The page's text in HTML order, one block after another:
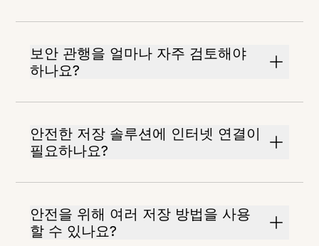
보안 관행을 얼마나 자주 검토해야
하나요?
안전한 저장 솔루션에 인터넷 연결이
필요하나요?
안전을 위해 여러 저장 방법을 사용
할 수 있나요?